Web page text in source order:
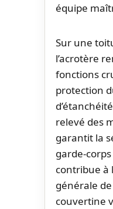
équipe
Sur une
l’acrotère
fonctions
protection
relevé des
garantit la
garde-
contribue à
générale
couvertine